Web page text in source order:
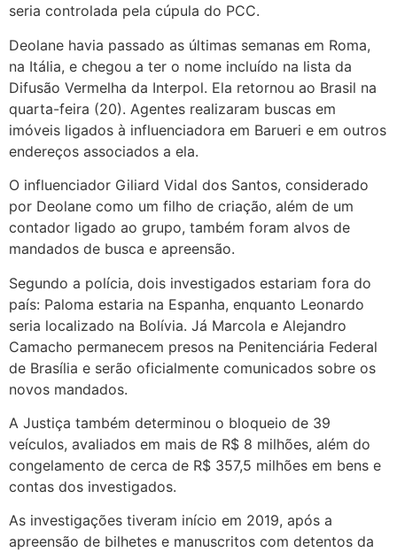
seria controlada pela cúpula do PCC.
Deolane havia passado as últimas semanas em Roma,
na Itália, e chegou a ter o nome incluído na lista da
Difusão Vermelha da Interpol. Ela retornou ao Brasil na
quarta-feira (20). Agentes realizaram buscas em
imóveis ligados à influenciadora em Barueri e em outros
endereços associados a ela.
O influenciador Giliard Vidal dos Santos, considerado
por Deolane como um filho de criação, além de um
contador ligado ao grupo, também foram alvos de
mandados de busca e apreensão.
Segundo a polícia, dois investigados estariam fora do
país: Paloma estaria na Espanha, enquanto Leonardo
seria localizado na Bolívia. Já Marcola e Alejandro
Camacho permanecem presos na Penitenciária Federal
de Brasília e serão oficialmente comunicados sobre os
novos mandados.
A Justiça também determinou o bloqueio de 39
veículos, avaliados em mais de R$ 8 milhões, além do
congelamento de cerca de R$ 357,5 milhões em bens e
contas dos investigados.
As investigações tiveram início em 2019, após a
apreensão de bilhetes e manuscritos com detentos da